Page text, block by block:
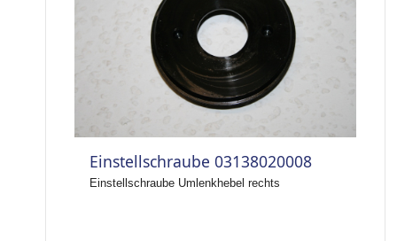
Einstellschraube 03138020008
Einstellschraube Umlenkhebel rechts